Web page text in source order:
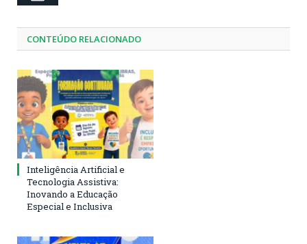
CONTEÚDO RELACIONADO
Inteligência Artificial e
Tecnologia Assistiva:
Inovando a Educação
Especial e Inclusiva